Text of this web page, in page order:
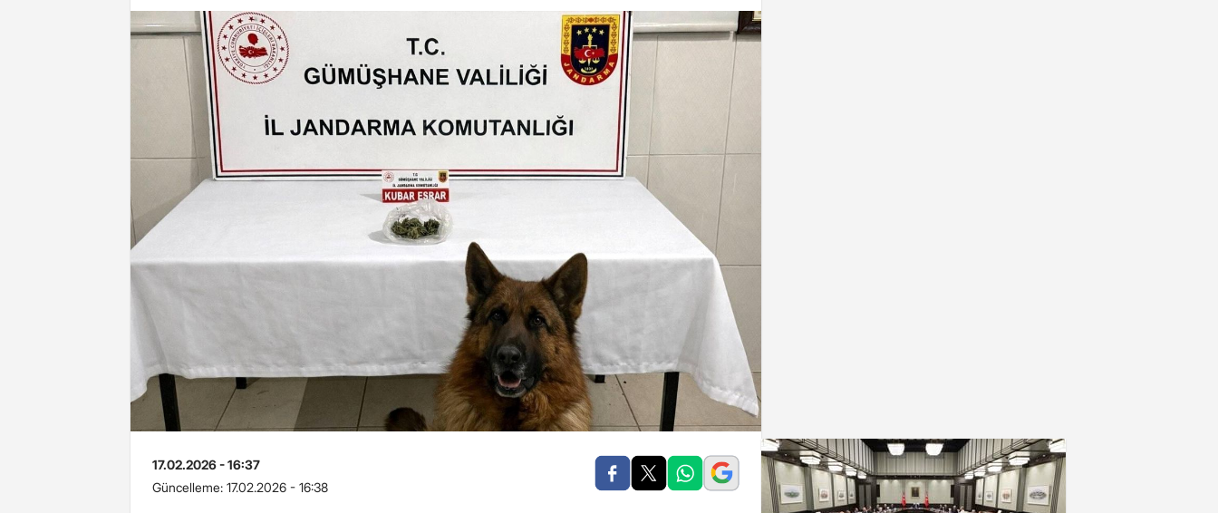
17.02.2026 - 16:37
Güncelleme: 17.02.2026 - 16:38